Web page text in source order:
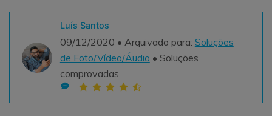
Recoverit Grátis
Recupere dados perdidos/excluídos gratuitamente
search
Teste Online
Luís Santos
09/12/2020 • Arquivado para: Soluções
de Foto/Vídeo/Áudio • Soluções
comprovadas